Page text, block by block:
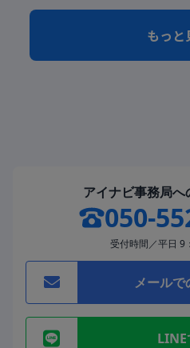
もっと
アイナビ事務局
050-
受付時間／平日 9
メールで
LINE